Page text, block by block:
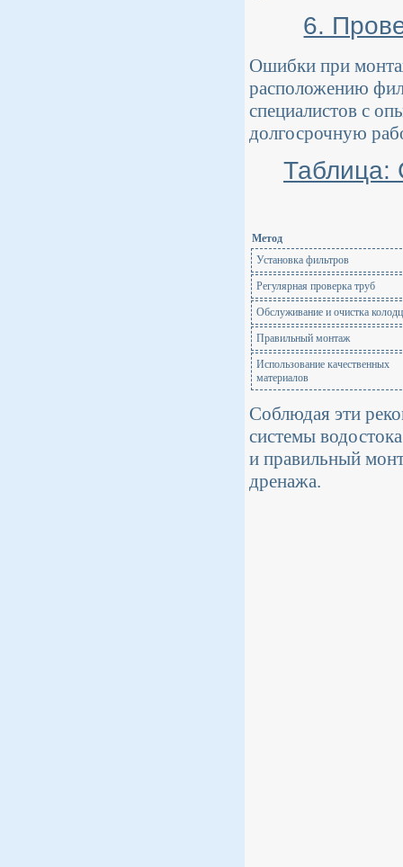
6.
Ошибки при
расположению
специалистов с
долгосрочную
Таблица:
Метод
Установка фильтров
Регулярная проверка труб
Обслуживание и очистка
Правильный монтаж
Использование качественных
материалов
Соблюдая эти
системы
и правильный
дренажа.